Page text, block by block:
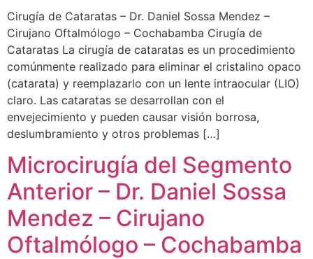
Cirugía de Cataratas – Dr. Daniel Sossa Mendez –
Cirujano Oftalmólogo – Cochabamba Cirugía de
Cataratas La cirugía de cataratas es un procedimiento
comúnmente realizado para eliminar el cristalino opaco
(catarata) y reemplazarlo con un lente intraocular (LIO)
claro. Las cataratas se desarrollan con el
envejecimiento y pueden causar visión borrosa,
deslumbramiento y otros problemas […]
Microcirugía del Segmento
Anterior – Dr. Daniel Sossa
Mendez – Cirujano
Oftalmólogo – Cochabamba